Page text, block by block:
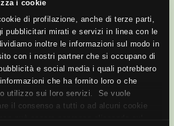
i cookie
di profilazione, anche di terze parti,
pubblicitari mirati e servizi in linea con le
inoltre le informazioni sul modo in
con i nostri partner che si occupano di
e social media i quali potrebbero
che ha fornito loro o che
utilizzo sui loro servizi. Se vuole
il consenso a tutti o ad alcuni cookie
ISO 17889-1
miglioramenti nella riduzione del
Novoceram ha ottenuto la
17889-1:2021. Questa norma di
permette di misurare in